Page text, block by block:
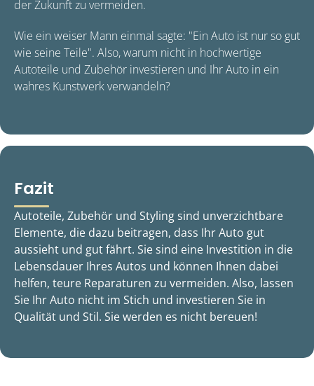
der Zukunft zu vermeiden.
Wie ein weiser Mann einmal sagte: "Ein Auto ist nur so gut
wie seine Teile". Also, warum nicht in hochwertige
Autoteile und Zubehör investieren und Ihr Auto in ein
wahres Kunstwerk verwandeln?
Fazit
Autoteile, Zubehör und Styling sind unverzichtbare
Elemente, die dazu beitragen, dass Ihr Auto gut
aussieht und gut fährt. Sie sind eine Investition in die
Lebensdauer Ihres Autos und können Ihnen dabei
helfen, teure Reparaturen zu vermeiden. Also, lassen
Sie Ihr Auto nicht im Stich und investieren Sie in
Qualität und Stil. Sie werden es nicht bereuen!